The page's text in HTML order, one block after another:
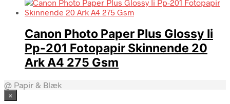
Canon Photo Paper Plus Glossy Ii
Pp-201 Fotopapir Skinnende 20
Ark A4 275 Gsm
@ Papir & Blæk
×